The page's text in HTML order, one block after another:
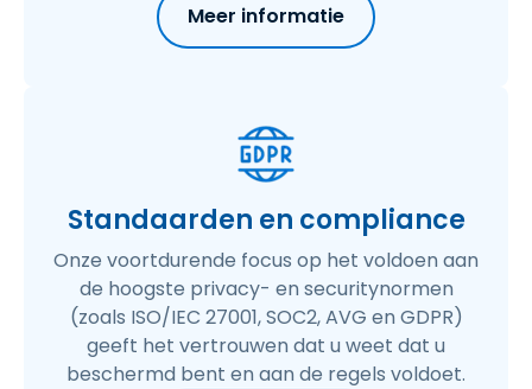
Meer informatie
Standaarden en compliance
Onze voortdurende focus op het voldoen aan
de hoogste privacy- en securitynormen
(zoals ISO/IEC 27001, SOC2, AVG en GDPR)
geeft het vertrouwen dat u weet dat u
beschermd bent en aan de regels voldoet.